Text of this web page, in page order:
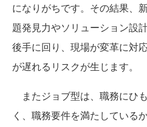
になりがちです。その結果、
題発見力やソリューション設
後手に回り、現場が変革に対
が遅れるリスクが生じます。
またジョブ型は、職務にひ
く、職務要件を満たしている